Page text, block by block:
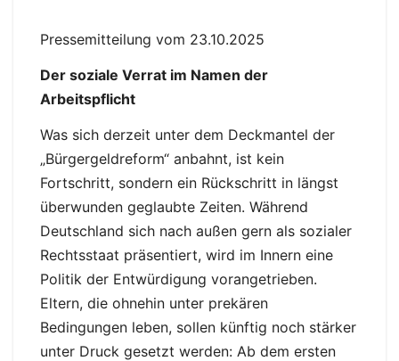
Pressemitteilung vom 23.10.2025
Der soziale Verrat im Namen der
Arbeitspflicht
Was sich derzeit unter dem Deckmantel der
„Bürgergeldreform“ anbahnt, ist kein
Fortschritt, sondern ein Rückschritt in längst
überwunden geglaubte Zeiten. Während
Deutschland sich nach außen gern als sozialer
Rechtsstaat präsentiert, wird im Innern eine
Politik der Entwürdigung vorangetrieben.
Eltern, die ohnehin unter prekären
Bedingungen leben, sollen künftig noch stärker
unter Druck gesetzt werden: Ab dem ersten